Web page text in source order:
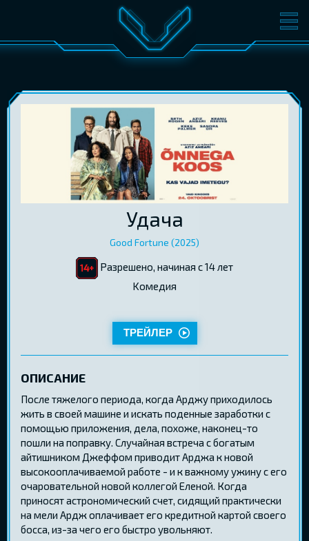
ФИЛЬМЫ БИЛЕТЫ
КОНФЕРЕНЦИИ
ПОДАРОЧНЫЕ КАРТЫ
Удача
Good Fortune (2025)
Разрешено, начиная с 14 лет
Kомедия
ТРЕЙЛЕР
ОПИСАНИЕ
После тяжелого периода, когда Арджу приходилось
жить в своей машине и искать поденные заработки с
помощью приложения, дела, похоже, наконец-то
пошли на поправку. Случайная встреча с богатым
айтишником Джеффом приводит Арджа к новой
высокооплачиваемой работе - и к важному ужину с его
очаровательной новой коллегой Еленой. Когда
приносят астрономический счет, сидящий практически
на мели Ардж оплачивает его кредитной картой своего
босса, из-за чего его быстро увольняют.